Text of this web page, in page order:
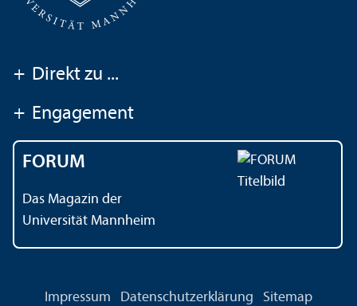
+ Direkt zu ...
+ Engagement
FORUM
Das Magazin der
Universität Mannheim
Impressum Datenschutz­erklärung Sitemap